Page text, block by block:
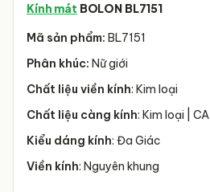
Kính mát BOLON BL7151
Mã sản phẩm: BL7151
Phân khúc: Nữ giới
Chất liệu viền kính: Kim loại
Chất liệu càng kính: Kim loại | CA
Kiểu dáng kính: Đa Giác
Viền kính: Nguyên khung